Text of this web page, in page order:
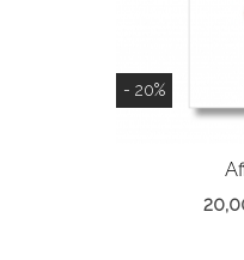
- 20%